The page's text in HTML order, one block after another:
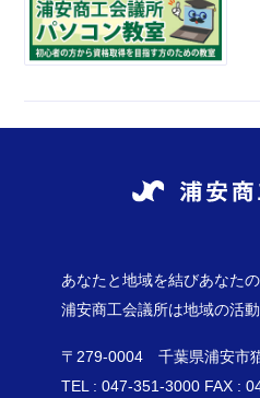
あなたと地域を結びあなたの
浦安商工会議所は地域の活動
〒279-0004 千葉県浦安市
TEL : 047-351-3000 FAX :